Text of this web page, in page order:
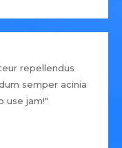
repellendus
semper acinia
use jam!"